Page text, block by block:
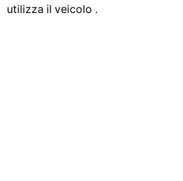
utilizza il veicolo .